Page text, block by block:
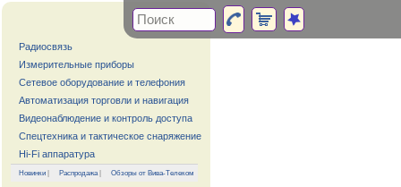
Радиосвязь
Измерительные приборы
Сетевое оборудование и телефония
Автоматизация торговли и навигация
Видеонаблюдение и контроль доступа
Спецтехника и тактическое снаряжение
Hi-Fi аппаратура
Новинки | Распродажа| Обзоры от Вива-Телеком